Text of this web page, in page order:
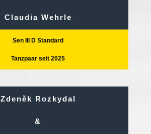
Claudia Wehrle
Sen III D Standard
Tanzpaar seit 2025
Zdeněk Rozkydal
&